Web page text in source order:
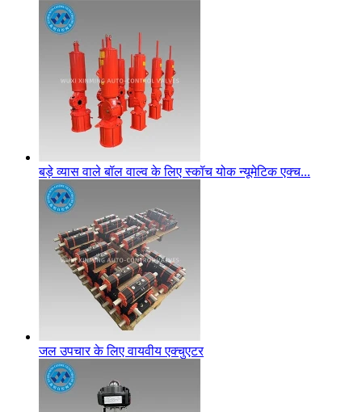
बड़े व्यास वाले बॉल वाल्व के लिए स्कॉच योक न्यूमेटिक एक्च...
जल उपचार के लिए वायवीय एक्चुएटर